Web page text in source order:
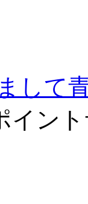
して
イン